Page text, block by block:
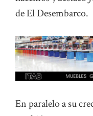
de El Desembarco.
En paralelo a su